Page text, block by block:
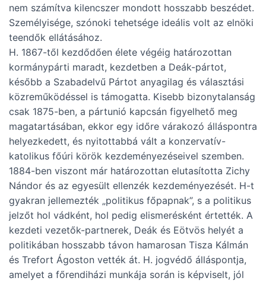
nem számítva kilencszer mondott hosszabb beszédet.
Személyisége, szónoki tehetsége ideális volt az elnöki
teendők ellátásához.
H. 1867-től kezdődően élete végéig határozottan
kormánypárti maradt, kezdetben a Deák-pártot,
később a Szabadelvű Pártot anyagilag és választási
közreműködéssel is támogatta. Kisebb bizonytalanság
csak 1875-ben, a pártunió kapcsán figyelhető meg
magatartásában, ekkor egy időre várakozó álláspontra
helyezkedett, és nyitottabbá vált a konzervatív-
katolikus főúri körök kezdeményezéseivel szemben.
1884-ben viszont már határozottan elutasította Zichy
Nándor és az egyesült ellenzék kezdeményezését. H-t
gyakran jellemezték „politikus főpapnak”, s a politikus
jelzőt hol vádként, hol pedig elismerésként értették. A
kezdeti vezetők-partnerek, Deák és Eötvös helyét a
politikában hosszabb távon hamarosan Tisza Kálmán
és Trefort Ágoston vették át. H. jogvédő álláspontja,
amelyet a főrendiházi munkája során is képviselt, jól